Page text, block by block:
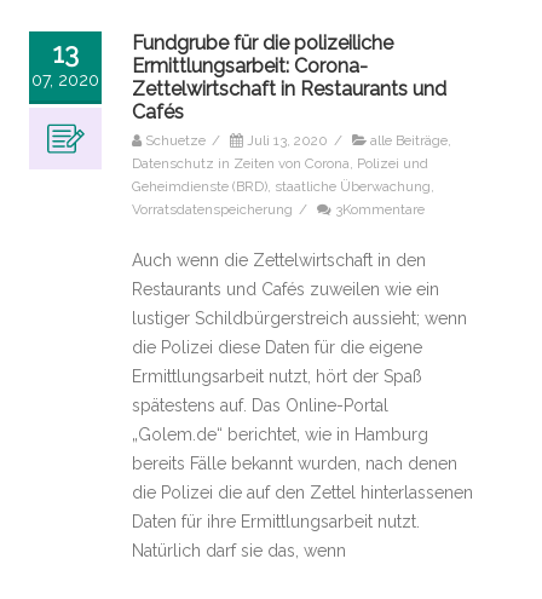
13
07, 2020
Fundgrube für die polizeiliche
Ermittlungsarbeit: Corona-
Zettelwirtschaft in Restaurants und
Cafés
Schuetze / Juli 13, 2020 / alle Beiträge,
Datenschutz in Zeiten von Corona, Polizei und
Geheimdienste (BRD), staatliche Überwachung,
Vorratsdatenspeicherung / 3Kommentare
Auch wenn die Zettelwirtschaft in den
Restaurants und Cafés zuweilen wie ein
lustiger Schildbürgerstreich aussieht; wenn
die Polizei diese Daten für die eigene
Ermittlungsarbeit nutzt, hört der Spaß
spätestens auf. Das Online-Portal
„Golem.de“ berichtet, wie in Hamburg
bereits Fälle bekannt wurden, nach denen
die Polizei die auf den Zettel hinterlassenen
Daten für ihre Ermittlungsarbeit nutzt.
Natürlich darf sie das, wenn